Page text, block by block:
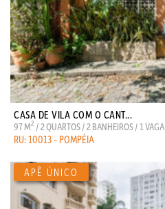
CASA DE VILA COM O CANT...
97 M2 / 2 QUARTOS / 2 BANHEIROS / 1 VAGA
RU: 10013 - POMPÉIA